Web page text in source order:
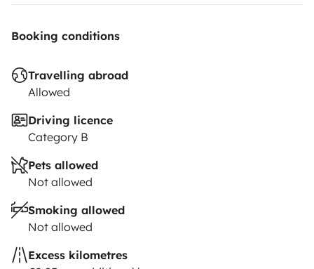
Booking conditions
Travelling abroad
Allowed
Driving licence
Category B
Pets allowed
Not allowed
Smoking allowed
Not allowed
Excess kilometres